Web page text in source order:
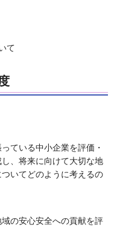
て
ている中小企業を評価・
、将来に向けて大切な地
いてどのように考えるの
の安心安全への貢献を評